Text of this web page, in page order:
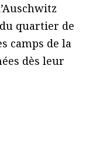
quartier de
camps de la
dès leur